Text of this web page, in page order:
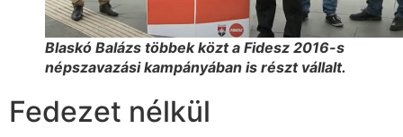
Blaskó Balázs többek közt a Fidesz 2016-s
népszavazási kampányában is részt vállalt.
Fedezet nélkül